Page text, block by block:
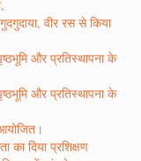
वीर रस से किया
और प्रतिस्थापना के
और प्रतिस्थापना के
दिया प्रशिक्षण